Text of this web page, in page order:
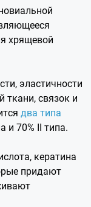
хрящевой
эластичности
ткани, связок и
два типа
и 70% II типа.
кератина
придают